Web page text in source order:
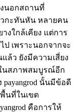
นอกสถานที่
วกะทันหัน หลายคน
งใกล้เคียง แต่การ
เพราะนอกจากจะ
ล้ว ยังมีความเสี่ยง
นสภาพสมบูรณ์อีก
นั้นมีข้อดี
นที่ในเขต
คือการให้